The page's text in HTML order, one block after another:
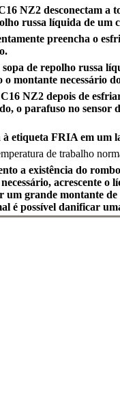
NZ2 desconectam a
russa líquida de um
preencha o
sopa de repolho russa
montante necessário
NZ2 depois de
o parafuso no
à etiqueta FRIA em um
de trabalho
a existência do
acrescente
um grande montante
é possível danificar